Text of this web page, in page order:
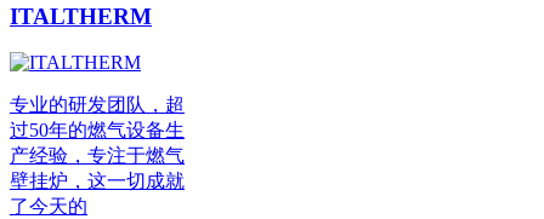
ITALTHERM
专业的研发团队，超
过50年的燃气设备生
产经验，专注于燃气
壁挂炉，这一切成就
了今天的